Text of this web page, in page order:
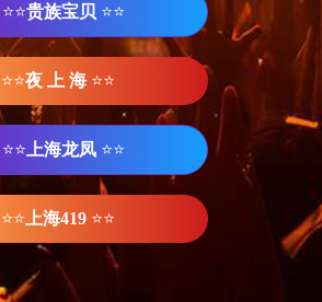
⭐⭐贵族宝贝 ⭐⭐
⭐⭐夜 上 海 ⭐⭐
⭐⭐ 上海龙凤 ⭐⭐
⭐⭐ 上海419 ⭐⭐